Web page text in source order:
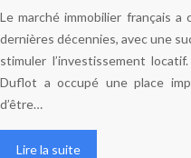
Le marché immobilier français
dernières décennies, avec une
stimuler l’investissement
Duflot a occupé une place
d’être…
Lire la suite